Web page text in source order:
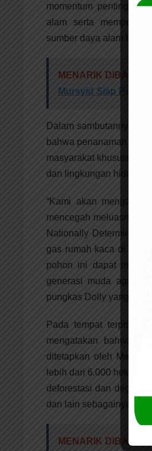
momentum penting
alam serta
sumber daya alam hayati
MENARIK DIBACA:
Mursyid Siap
Dalam sambutannya,
bahwa penanaman
masyarakat khususnya
dan lingkungan hidup di
“Kami akan mengajak
mencegah meluasnya
Nationally Determined
gas rumah kaca di
pohon ini dapat
generasi muda agar
pungkas Dolly yang
Pada tempat terpisah,
mengatakan bahwa
ditetapkan oleh Menteri
lebih dari 6.000 hektar.
deforestasi dan
dan lain sebagainya.
MENARIK DIBACA: